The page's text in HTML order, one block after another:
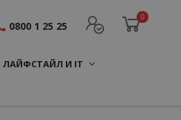
0
0800 1 25 25
ЛАЙФСТАЙЛ И IT